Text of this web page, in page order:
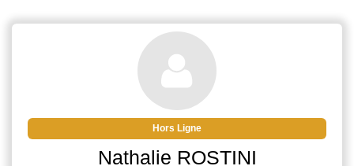
Corse du Sud, surplombant le fleuve et à
moins de 400 m de la plage, la Résidence
Capu Seninu propose 20 appartements du
studio au T3, entièrement rénovés en 2015.
Hors Ligne
Nathalie ROSTINI